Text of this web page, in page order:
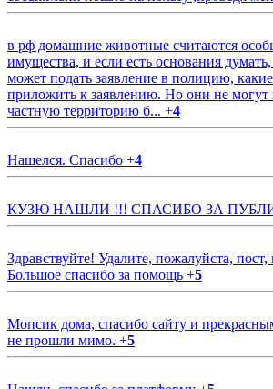
в рф домашние животные считаются
имущества, и если есть основания
может подать заявление в полицию,
приложить к заявлению. Но они не могут
частную территорию б... +4
Нашелся. Спасибо +4
КУЗЮ НАШЛИ !!! СПАСИБО ЗА
Здравствуйте! Удалите, пожалуйста,
Большое спасибо за помощь +5
Мопсик дома, спасибо сайту и
не прошли мимо. +5